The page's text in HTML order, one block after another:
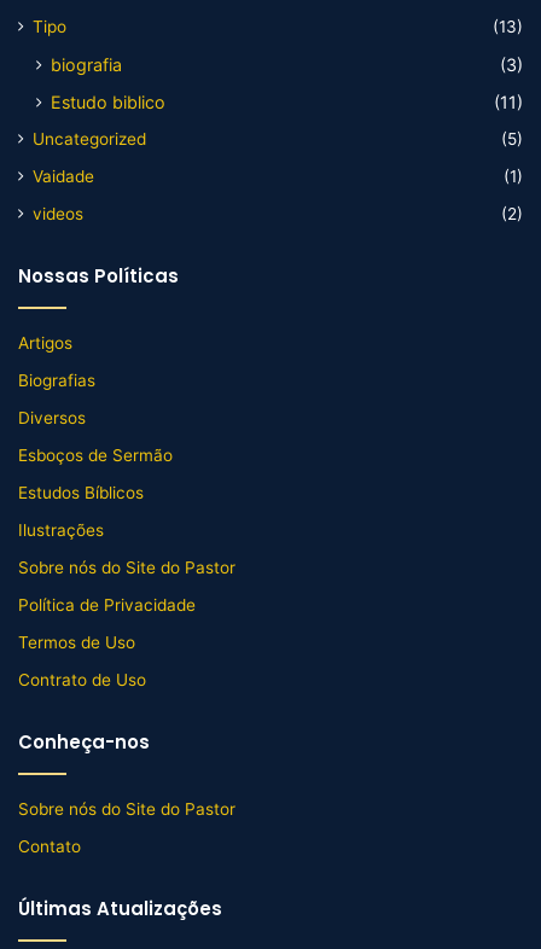
Tipo
(13)
biografia
(3)
Estudo biblico
(11)
Uncategorized
(5)
Vaidade
(1)
videos
(2)
Nossas Políticas
Artigos
Biografias
Diversos
Esboços de Sermão
Estudos Bíblicos
Ilustrações
Sobre nós do Site do Pastor
Política de Privacidade
Termos de Uso
Contrato de Uso
Conheça-nos
Sobre nós do Site do Pastor
Contato
Últimas Atualizações